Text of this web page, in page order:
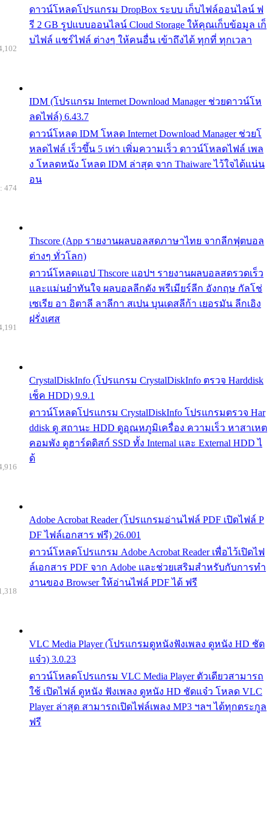
ดาวน์โหลดโปรแกรม DropBox ระบบ เก็บไฟล์ออนไลน์ ฟ
รี 2 GB รูปแบบออนไลน์ Cloud Storage ให้คุณเก็บข้อมูล เก็
บไฟล์ แชร์ไฟล์ ต่างๆ ให้คนอื่น เข้าถึงได้ ทุกที่ ทุกเวลา
IDM (โปรแกรม Internet Download Manager ช่วยดาวน์โห
ลดไฟล์) 6.43.7
ดาวน์โหลด IDM โหลด Internet Download Manager ช่วยโ
หลดไฟล์ เร็วขึ้น 5 เท่า เพิ่มความเร็ว ดาวน์โหลดไฟล์ เพล
ง โหลดหนัง โหลด IDM ล่าสุด จาก Thaiware ไว้ใจได้แน่น
อน
Thscore (App รายงานผลบอลสดภาษาไทย จากลีกฟุตบอล
ต่างๆ ทั่วโลก)
ดาวน์โหลดแอป Thscore แอปฯ รายงานผลบอลสดรวดเร็ว
และแม่นยำทันใจ ผลบอลลีกดัง พรีเมียร์ลีก อังกฤษ กัลโช่
เซเรีย อา อิตาลี ลาลีกา สเปน บุนเดสลีก้า เยอรมัน ลีกเอิง
ฝรั่งเศส
474
CrystalDiskInfo (โปรแกรม CrystalDiskInfo ตรวจ Harddisk
เช็ค HDD) 9.9.1
ดาวน์โหลดโปรแกรม CrystalDiskInfo โปรแกรมตรวจ Har
ddisk ดู สถานะ HDD ดูอุณหภูมิเครื่อง ความเร็ว หาสาเหต
คอมพัง ดูฮาร์ดดิสก์ SSD ทั้ง Internal และ External HDD ไ
ด้
Adobe Acrobat Reader (โปรแกรมอ่านไฟล์ PDF เปิดไฟล์ P
DF ไฟล์เอกสาร ฟรี) 26.001
ดาวน์โหลดโปรแกรม Adobe Acrobat Reader เพื่อไว้เปิดไฟ
ล์เอกสาร PDF จาก Adobe และช่วยเสริมสำหรับกับการทำ
งานของ Browser ให้อ่านไฟล์ PDF ได้ ฟรี
VLC Media Player (โปรแกรมดูหนังฟังเพลง ดูหนัง HD ชัด
แจ๋ว) 3.0.23
ดาวน์โหลดโปรแกรม VLC Media Player ตัวเดียวสามารถ
ใช้ เปิดไฟล์ ดูหนัง ฟังเพลง ดูหนัง HD ชัดแจ๋ว โหลด VLC
Player ล่าสุด สามารถเปิดไฟล์เพลง MP3 ฯลฯ ได้ทุกตระกูล
ฟรี